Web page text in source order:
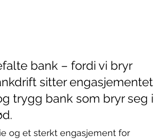
bank – fordi vi bryr
sitter engasjementet
trygg bank som bryr seg i
og et sterkt engasjement for